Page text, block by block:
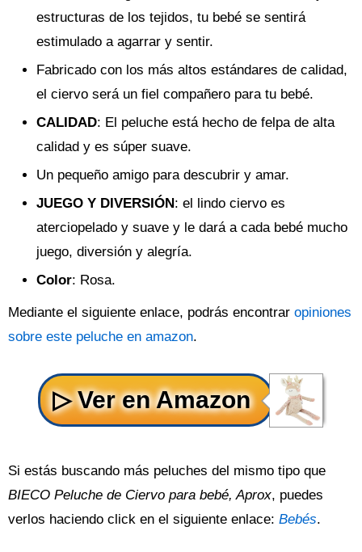
estructuras de los tejidos, tu bebé se sentirá
estimulado a agarrar y sentir.
Fabricado con los más altos estándares de calidad,
el ciervo será un fiel compañero para tu bebé.
CALIDAD: El peluche está hecho de felpa de alta
calidad y es súper suave.
Un pequeño amigo para descubrir y amar.
JUEGO Y DIVERSIÓN: el lindo ciervo es
aterciopelado y suave y le dará a cada bebé mucho
juego, diversión y alegría.
Color: Rosa.
Mediante el siguiente enlace, podrás encontrar opiniones
sobre este peluche en amazon.
Si estás buscando más peluches del mismo tipo que
BIECO Peluche de Ciervo para bebé, Aprox, puedes
verlos haciendo click en el siguiente enlace: Bebés.